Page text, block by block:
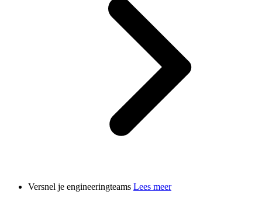
Versnel je engineeringteams Lees meer